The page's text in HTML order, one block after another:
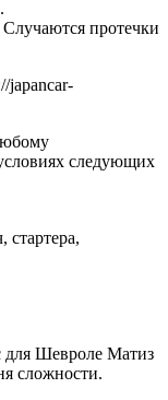
протечки
japancar-
следующих
стартера,
для Шевроле Матиз
сложности.